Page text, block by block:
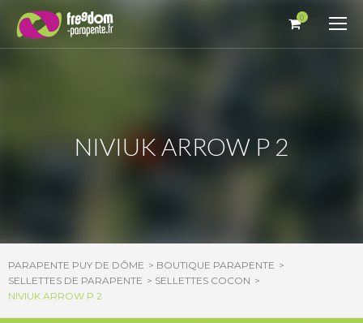
0
NIVIUK ARROW P 2
PARAPENTE PUY DE DÔME
BOUTIQUE PARAPENTE
SELLETTES DE PARAPENTE
SELLETTES COCON
NIVIUK ARROW P 2